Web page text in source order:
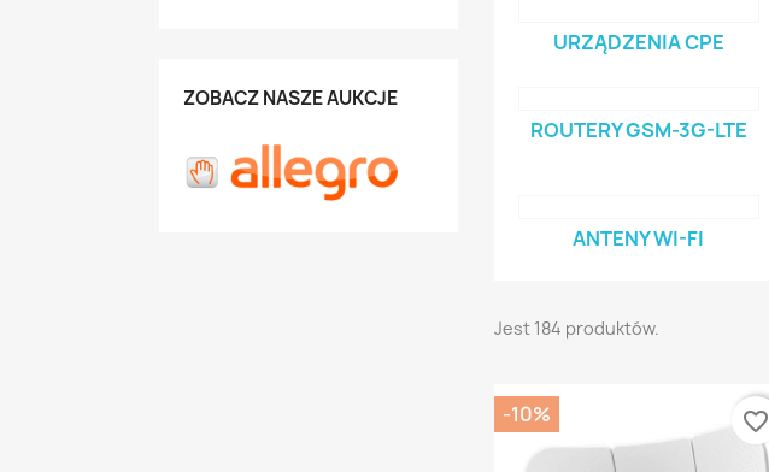
ZOBACZ NASZE AUKCJE
URZĄDZENIA CPE
ROUTERY GSM-3G-LTE
ANTENY WI-FI
Jest 184 produktów.
-10% favorite_border